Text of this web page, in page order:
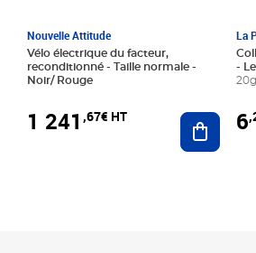
Nouvelle Attitude
Vélo électrique du facteur,
reconditionné - Taille normale -
Noir/ Rouge
1 241 ,67€ HT Ajouter
La
-
6